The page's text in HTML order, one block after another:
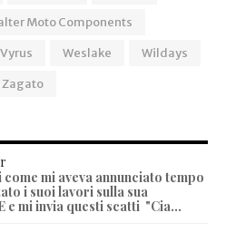
Moto Components
Vyrus Weslake
Wildays
Zagato
mi aveva annunciato tempo
i suoi lavori sulla sua
e mi invia questi scatti "Cia...